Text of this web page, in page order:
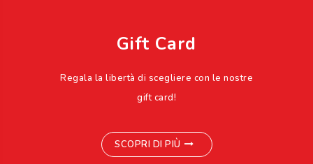
Gift Card
Regala la libertà di scegliere con le nostre
gift card!
SCOPRI DI PIÙ